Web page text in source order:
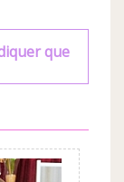
que